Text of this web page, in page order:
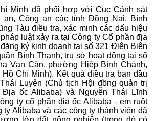
Minh đã phối hợp với Cục Cảnh sát
an, Công an các tỉnh Đồng Nai, Bình
Tàu điều tra, xác minh các dấu hiệu
luật xảy ra tại Công ty Cổ phần địa
ký kinh doanh tại số 321 Điện Biên
Bình Thạnh, trụ sở hoạt động tại số
Vạn Cân, phường Hiệp Bình Chánh,
Chí Minh). Kết quả điều tra ban đầu
Luyện (Chủ tịch Hội đồng quản trị
ốc Alibaba) và Nguyễn Thái Lĩnh
ty cổ phần địa ốc Alibaba - em ruột
ty Alibaba và các công ty thành viên đã